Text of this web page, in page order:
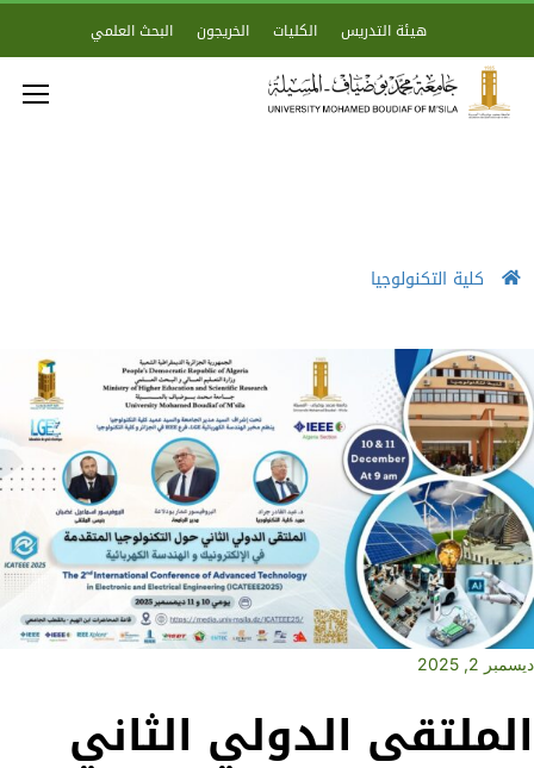
هيئة التدريس الكليات الخريجون البحث العلمي
كلية التكنولوجيا
ديسمبر 2, 2025
الملتقى الدولي الثاني